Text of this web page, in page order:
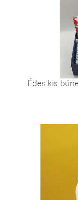
Édes kis